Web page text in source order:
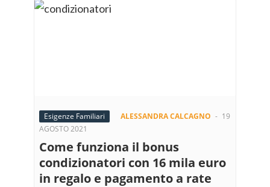
Esigenze Familiari ALESSANDRA CALCAGNO - 19
AGOSTO 2021
Come funziona il bonus
condizionatori con 16 mila euro
in regalo e pagamento a rate